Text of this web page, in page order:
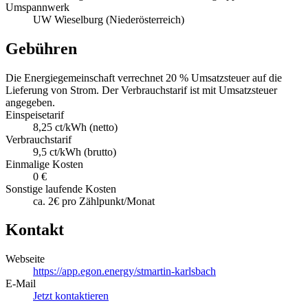
Umspannwerk
UW Wieselburg (Niederösterreich)
Gebühren
Die Energiegemeinschaft verrechnet 20 % Umsatzsteuer auf die
Lieferung von Strom. Der Verbrauchstarif ist mit Umsatzsteuer
angegeben.
Einspeisetarif
8,25 ct/kWh (netto)
Verbrauchstarif
9,5 ct/kWh (brutto)
Einmalige Kosten
0 €
Sonstige laufende Kosten
ca. 2€ pro Zählpunkt/Monat
Kontakt
Webseite
https://app.egon.energy/stmartin-karlsbach
E-Mail
Jetzt kontaktieren